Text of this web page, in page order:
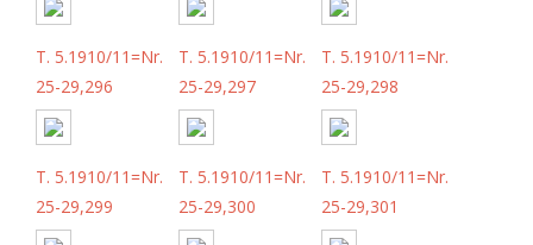
T. 5.1910/11=Nr.
25-29,296
T. 5.1910/11=Nr.
25-29,297
T. 5.1910/11=Nr.
25-29,298
T. 5.1910/11=Nr.
25-29,299
T. 5.1910/11=Nr.
25-29,300
T. 5.1910/11=Nr.
25-29,301